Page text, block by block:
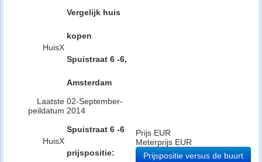
HuisX
Vergelijk huis
kopen
Spuistraat 6 -6,
Amsterdam
Laatste
peildatum
02-September-
2014
HuisX
Spuistraat 6 -6
prijspositie:
Prijs EUR
Meterprijs EUR
Prijspositie versus de buurt